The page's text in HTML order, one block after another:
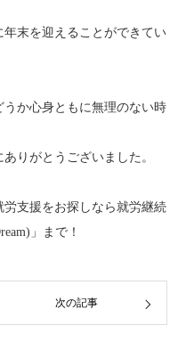
末を迎えることができてい
か心身ともに無理のない時
りがとうございました。
支援をお探しなら就労継続
」まで！
次の記事